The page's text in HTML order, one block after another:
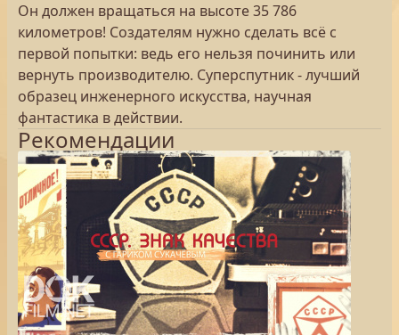
Он должен вращаться на высоте 35 786
километров! Создателям нужно сделать всё с
первой попытки: ведь его нельзя починить или
вернуть производителю. Суперспутник - лучший
образец инженерного искусства, научная
фантастика в действии.
Рекомендации